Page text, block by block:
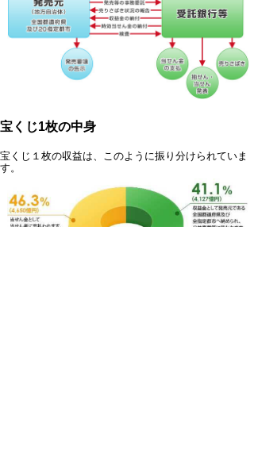
宝くじ1枚の中身
宝くじ１枚の収益は、このように振り分けられていま
す。